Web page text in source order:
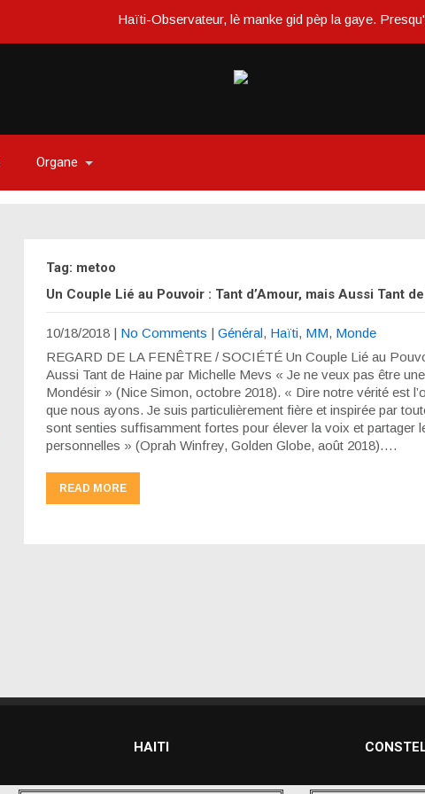
Haïti-Observateur, lè manke gid pèp la gaye.
Organe
Tag: metoo
Un Couple Lié au Pouvoir : Tant d’Amour, mais Aussi Tant
10/18/2018 | No Comments | Général, Haïti, MM, Monde
REGARD DE LA FENÊTRE / SOCIÉTÉ Un Couple Lié au
Aussi Tant de Haine par Michelle Mevs « Je ne veux pas être
Mondésir » (Nice Simon, octobre 2018). « Dire notre vérité est
que nous ayons. Je suis particulièrement fière et inspirée par
sont senties suffisamment fortes pour élever la voix et partager
personnelles » (Oprah Winfrey, Golden Globe, août 2018)….
READ MORE
HAITI